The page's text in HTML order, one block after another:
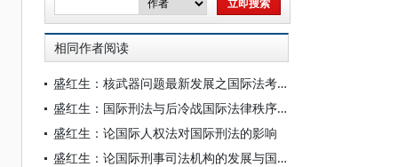
相同作者阅读
盛红生：核武器问题最新发展之国际法考察
盛红生：国际刑法与后冷战国际法律秩序的重构
盛红生：论国际人权法对国际刑法的影响
盛红生：论国际刑事司法机构的发展与国际法治